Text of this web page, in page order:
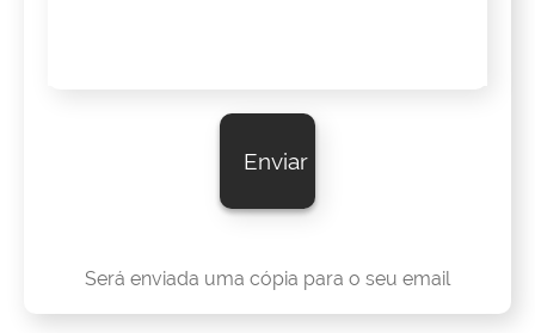
Será enviada uma cópia para o seu email